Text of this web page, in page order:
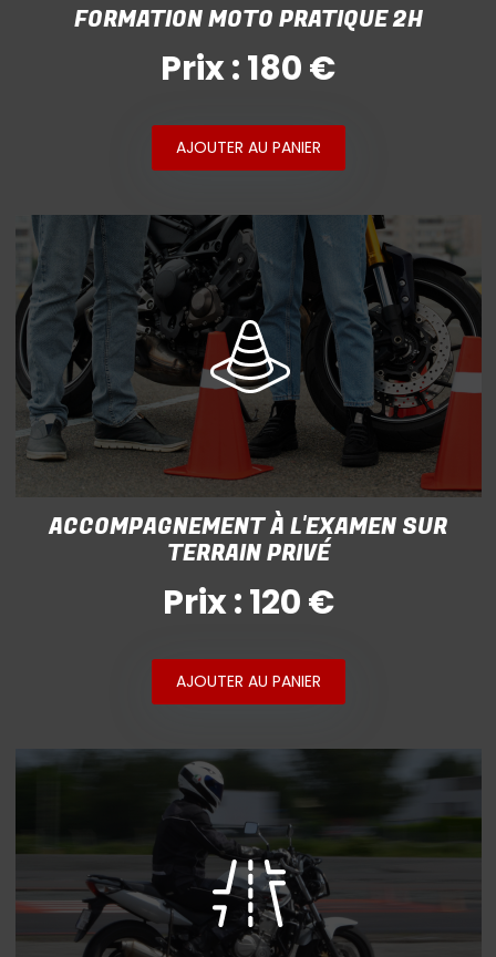
FORMATION MOTO PRATIQUE 2H
Prix : 180 €
AJOUTER AU PANIER
ACCOMPAGNEMENT À L'EXAMEN SUR
TERRAIN PRIVÉ
Prix : 120 €
AJOUTER AU PANIER